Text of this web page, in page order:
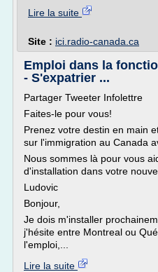
Lire la suite
Site : ici.radio-canada.ca
Emploi dans la
- S'expatrier ...
Partager Tweeter Infolettre
Faites-le pour vous!
Prenez votre destin en main
sur l'immigration au Canada
Nous sommes là pour vous
d'installation dans votre
Ludovic
Bonjour,
Je dois m'installer
j'hésite entre Montreal ou
l'emploi,...
Lire la suite